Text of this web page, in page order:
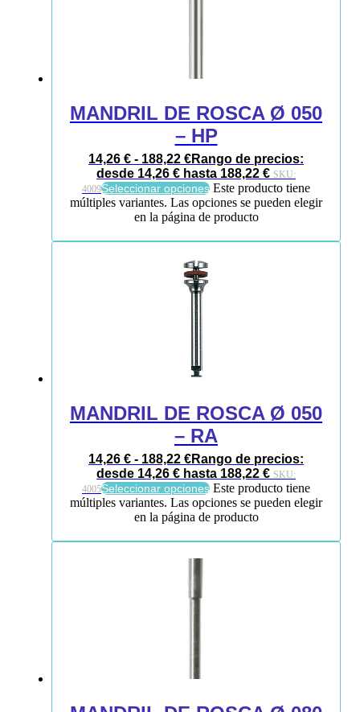
MANDRIL DE ROSCA Ø 050
– HP
14,26 € - 188,22 €Rango de precios:
desde 14,26 € hasta 188,22 € SKU:
4009Seleccionar opciones Este producto tiene
múltiples variantes. Las opciones se pueden elegir
en la página de producto
MANDRIL DE ROSCA Ø 050
– RA
14,26 € - 188,22 €Rango de precios:
desde 14,26 € hasta 188,22 € SKU:
4005Seleccionar opciones Este producto tiene
múltiples variantes. Las opciones se pueden elegir
en la página de producto